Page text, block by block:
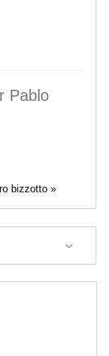
Pablo
bizzotto »